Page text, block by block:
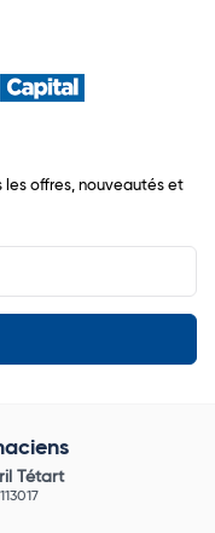
offres, nouveautés et
Tétart